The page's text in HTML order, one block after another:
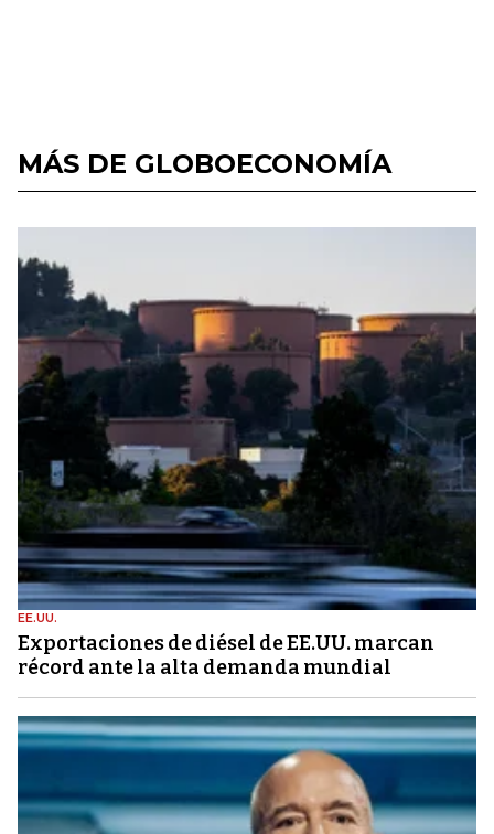
MÁS DE GLOBOECONOMÍA
EE.UU.
Exportaciones de diésel de EE.UU. marcan
récord ante la alta demanda mundial